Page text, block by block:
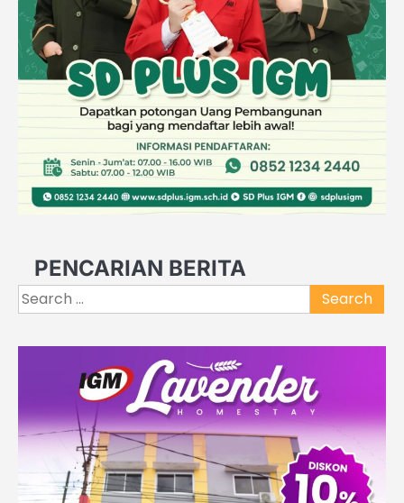
PENCARIAN BERITA
Search
for: